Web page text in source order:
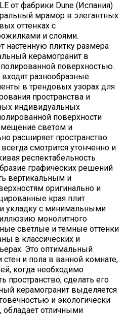
от фабрики Dune (Испания)
мрамор в элегантных
оттенках с
и слоями.
настенную плитку размера
керамогранит в
поверхностью.
разнообразные
в трендовых узорах для
пространства и
индивидуальных
поверхности
светом и
расширяет пространство.
смотрится утонченно и
респектабельность
графических решений
вертикальным и
оригинально и
края плит
укладку с минимальными
монолитного
светлые и темные оттенки
в классических и
Это оптимальный
стен и пола в ванной комнате,
когда необходимо
пространство, сделать его
керамогранит выделяется
и экологически
отличными